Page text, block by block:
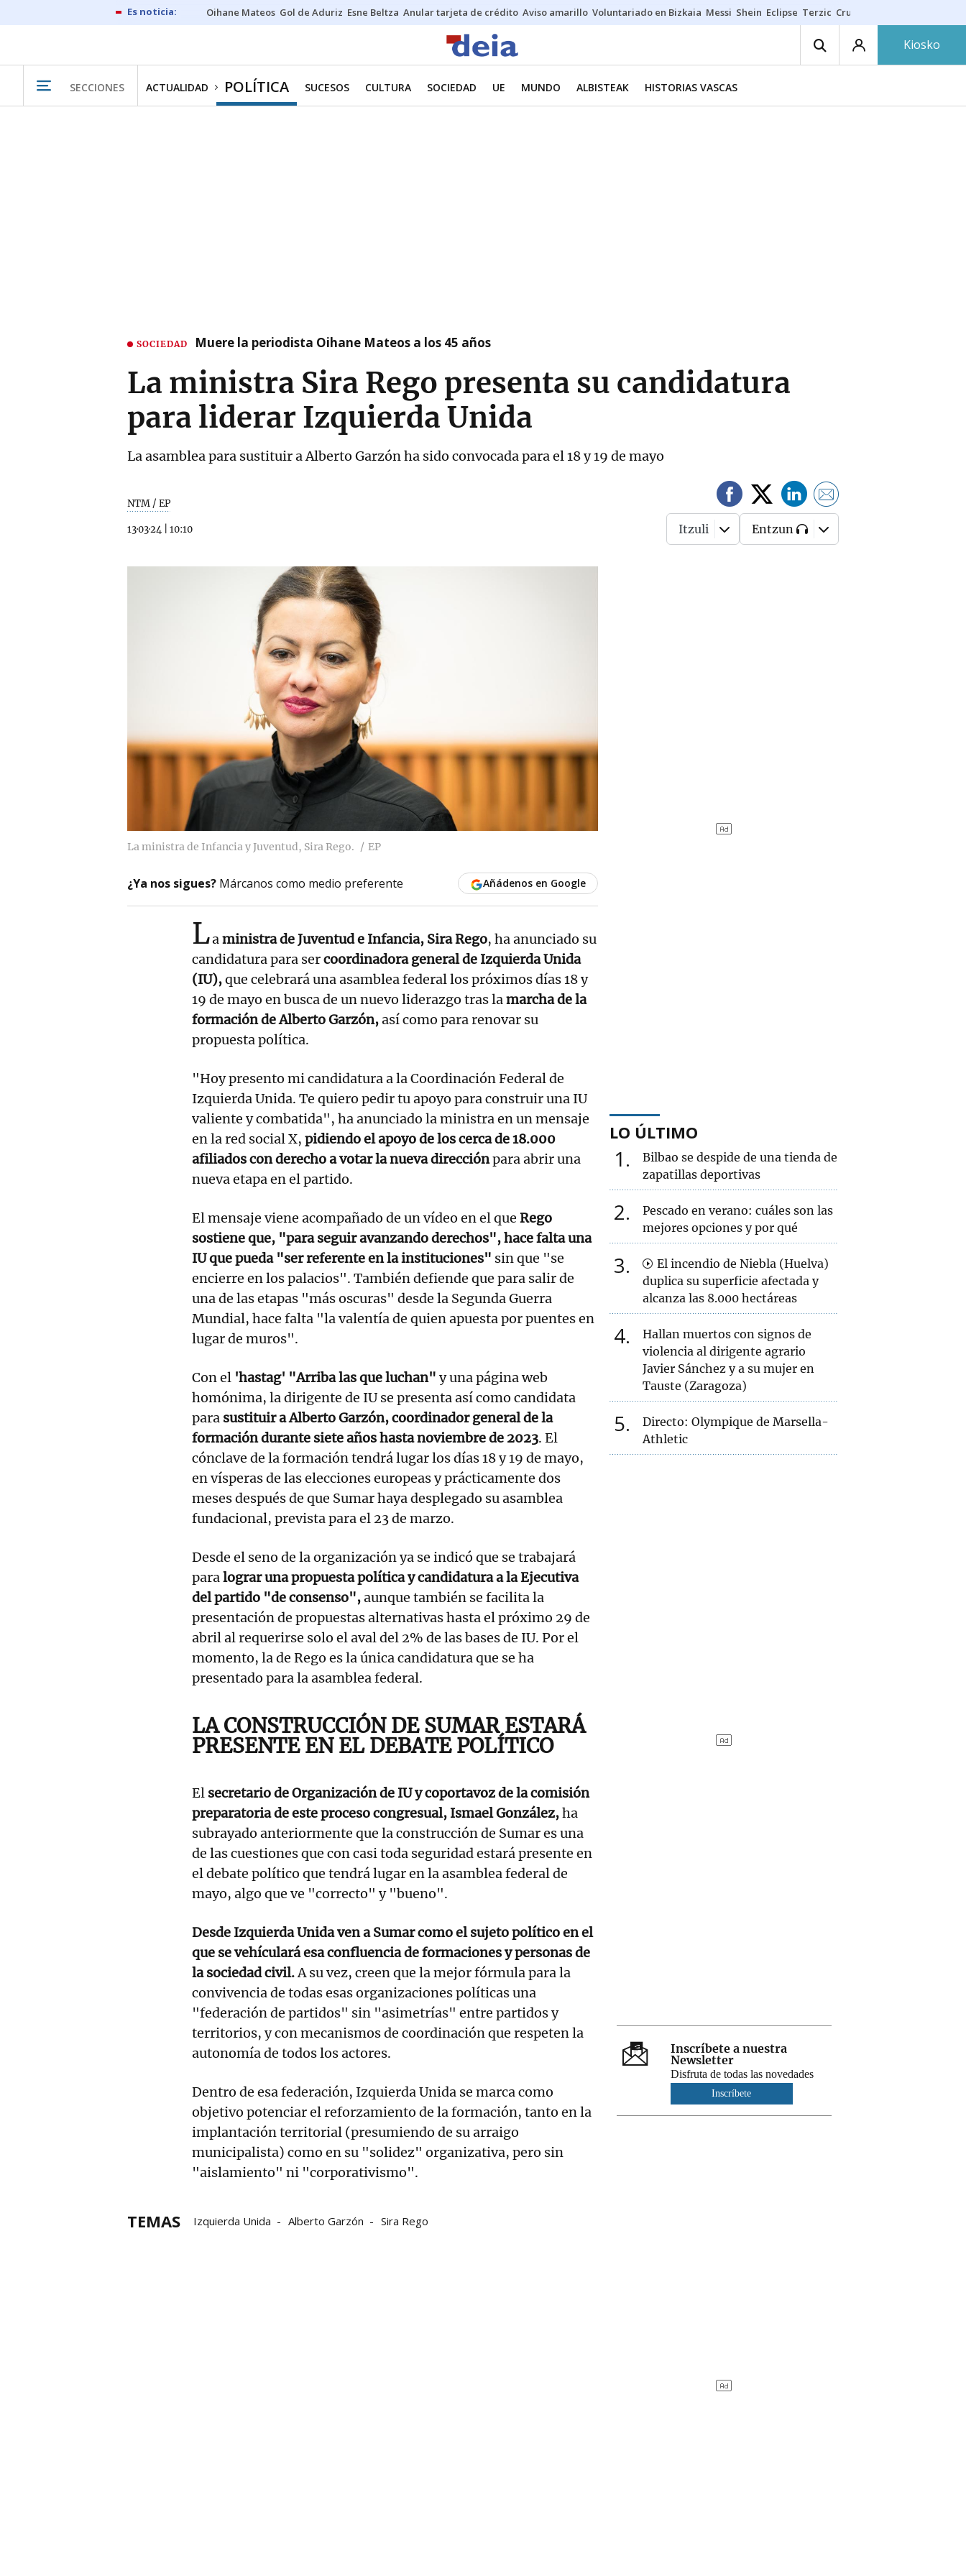
Oihane Mateos Gol de Aduriz Esne Beltza Anular tarjeta de crédito Aviso amarillo Voluntariado en Bizkaia Messi Shein Eclipse Terzic Cruz Gorbeia
Kiosko
SECCIONES ACTUALIDAD POLÍTICA SUCESOS CULTURA SOCIEDAD UE MUNDO ALBISTEAK HISTORIAS VASCAS
SOCIEDAD Muere la periodista Oihane Mateos a los 45 años
La ministra Sira Rego presenta su candidatura
para liderar Izquierda Unida
La asamblea para sustituir a Alberto Garzón ha sido convocada para el 18 y 19 de mayo
NTM / EP
13·03·24 10:10 Itzuli Entzun
La ministra de Infancia y Juventud, Sira Rego. EP
¿Ya nos sigues? Márcanos como medio preferente Añádenos en Google
Laministra de Juventud e Infancia, Sira Rego, ha anunciado su
candidatura para sercoordinadora general de Izquierda Unida
(IU),que celebrará una asamblea federal los próximos días 18 y
19 de mayo en busca de un nuevo liderazgo tras lamarcha de la
formación de Alberto Garzón,así como para renovar su
propuesta política.
"Hoy presento mi candidatura a la Coordinación Federal de
Izquierda Unida. Te quiero pedir tu apoyo para construir una IU
valiente y combatida", ha anunciado la ministra en un mensaje
en la red social X, pidiendo el apoyo de los cerca de 18.000
afiliados con derecho a votar la nueva direcciónpara abrir una
nueva etapa en el partido.
El mensaje viene acompañado de un vídeo en el que Rego
sostiene que, "para seguir avanzando derechos", hace falta una
IU que pueda "ser referente en la instituciones" sin que "se
encierre en los palacios". También defiende que para salir de
una de las etapas "más oscuras" desde la Segunda Guerra
Mundial, hace falta "la valentía de quien apuesta por puentes en
lugar de muros".
Con el 'hastag' "Arriba las que luchan" y una página web
homónima, la dirigente de IU se presenta así como candidata
para sustituir a Alberto Garzón, coordinador general de la
formación durante siete años hasta noviembre de 2023. El
cónclave de la formación tendrá lugar los días 18 y 19 de mayo,
en vísperas de las elecciones europeas y prácticamente dos
meses después de que Sumar haya desplegado su asamblea
fundacional, prevista para el 23 de marzo.
Desde el seno de la organización ya se indicó que se trabajará
paralograr una propuesta política y candidatura a la Ejecutiva
del partido "de consenso",aunque también se facilita la
presentación de propuestas alternativas hasta el próximo 29 de
abril al requerirse solo el aval del 2% de las bases de IU. Por el
momento, la de Rego es la única candidatura que se ha
presentado para la asamblea federal.
LA CONSTRUCCIÓN DE SUMAR ESTARÁ
PRESENTE EN EL DEBATE POLÍTICO
El secretario de Organización de IU y coportavoz de la comisión
preparatoria de este proceso congresual, Ismael González,ha
subrayado anteriormente que la construcción de Sumar es una
de las cuestiones que con casi toda seguridad estará presente en
el debate político que tendrá lugar en la asamblea federal de
mayo, algo que ve "correcto" y "bueno".
Desde Izquierda Unida ven a Sumar como el sujeto político en el
que se vehículará esa confluencia de formaciones y personas de
la sociedad civil.A su vez, creen que la mejor fórmula para la
convivencia de todas esas organizaciones políticas una
"federación de partidos" sin "asimetrías" entre partidos y
territorios, y con mecanismos de coordinación que respeten la
autonomía de todos los actores.
Dentro de esa federación, Izquierda Unida se marca como
objetivo potenciar el reforzamiento de la formación, tanto en la
implantación territorial (presumiendo de su arraigo
municipalista) como en su "solidez" organizativa, pero sin
"aislamiento" ni "corporativismo".
TEMAS Izquierda Unida Alberto Garzón Sira Rego
LO ÚLTIMO
1
Bilbao se despide de una tienda de
zapatillas deportivas
2
Pescado en verano: cuáles son las
mejores opciones y por qué
3
El incendio de Niebla (Huelva)
duplica su superficie afectada y
alcanza las 8.000 hectáreas
4
Hallan muertos con signos de
violencia al dirigente agrario
Javier Sánchez y a su mujer en
Tauste (Zaragoza)
5
Directo: Olympique de Marsella-
Athletic
Inscríbete a nuestra
Newsletter
Disfruta de todas las novedades
Inscríbete